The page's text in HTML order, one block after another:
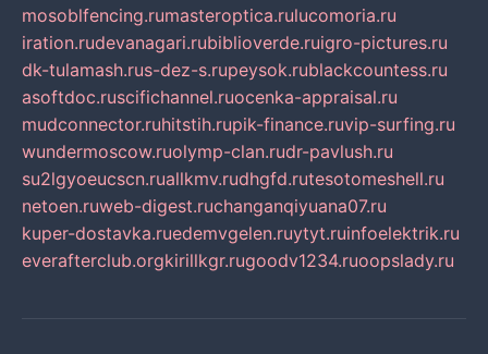
mosoblfencing.rumasteroptica.rulucomoria.ru
iration.rudevanagari.rubiblioverde.ruigro-pictures.ru
dk-tulamash.rus-dez-s.rupeysok.rublackcountess.ru
asoftdoc.ruscifichannel.ruocenka-appraisal.ru
mudconnector.ruhitstih.rupik-finance.ruvip-surfing.ru
wundermoscow.ruolymp-clan.rudr-pavlush.ru
su2lgyoeucscn.ruallkmv.rudhgfd.rutesotomeshell.ru
netoen.ruweb-digest.ruchanganqiyuana07.ru
kuper-dostavka.ruedemvgelen.ruytyt.ruinfoelektrik.ru
everafterclub.orgkirillkgr.rugoodv1234.ruoopslady.ru